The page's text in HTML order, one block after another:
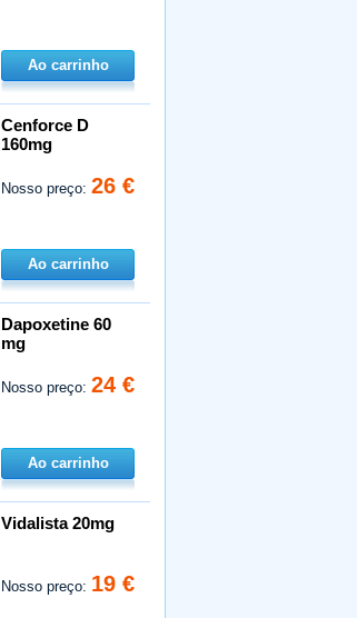
Ao carrinho
Cenforce D
160mg
Nosso preço:26 €
Ao carrinho
Dapoxetine 60
mg
Nosso preço:24 €
Ao carrinho
Vidalista 20mg
Nosso preço: 19 €